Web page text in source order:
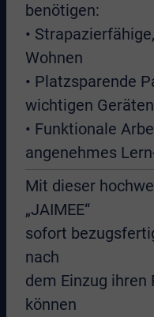
benötigen:
•
Wohnen
• Platzsparende
wichtigen Geräten
• Funktionale
angenehmes
Mit dieser
„JAIMEE“
sofort
nach
dem Einzug ihren
können